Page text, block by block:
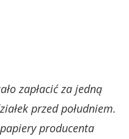
zapłacić za jedną
przed południem.
producenta